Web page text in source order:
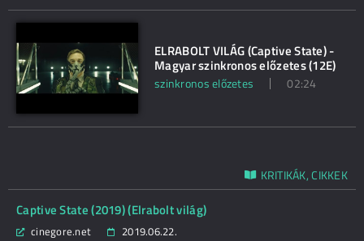
ELRABOLT VILÁG (Captive State) -
Magyar szinkronos előzetes (12E)
szinkronos előzetes 02:24
KRITIKÁK, CIKKEK
Captive State (2019) (Elrabolt világ)
cinegore.net
2019.06.22.